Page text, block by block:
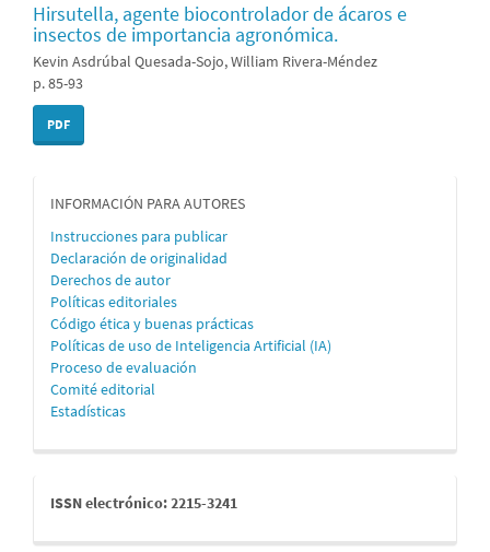
Hirsutella, agente biocontrolador de ácaros e
insectos de importancia agronómica.
Kevin Asdrúbal Quesada-Sojo, William Rivera-Méndez
p. 85-93
PDF
informacion
INFORMACIÓN PARA AUTORES
Instrucciones para publicar
Declaración de originalidad
Derechos de autor
Políticas editoriales
Código ética y buenas prácticas
Políticas de uso de Inteligencia Artificial (IA)
Proceso de evaluación
Comité editorial
Estadísticas
issn
ISSN electrónico: 2215-3241